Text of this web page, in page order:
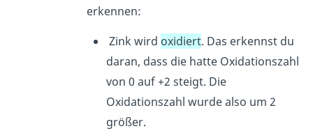
erkennen:
Zink wird oxidiert. Das erkennst du
daran, dass die hatte Oxidationszahl
von 0 auf +2 steigt. Die
Oxidationszahl wurde also um 2
größer.